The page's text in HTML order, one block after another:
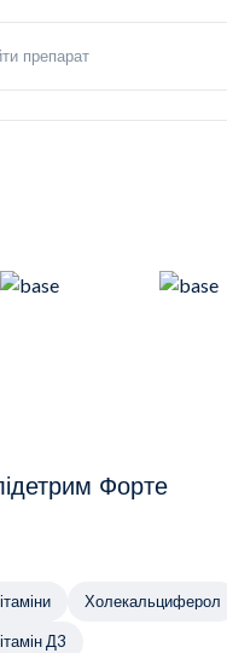
Форте
Холекальциферол
Д3